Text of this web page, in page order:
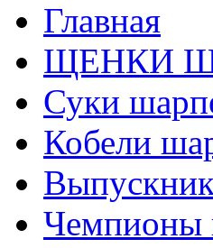
Главная
ЩЕНКИ
Суки
Кобели
Чемпионы